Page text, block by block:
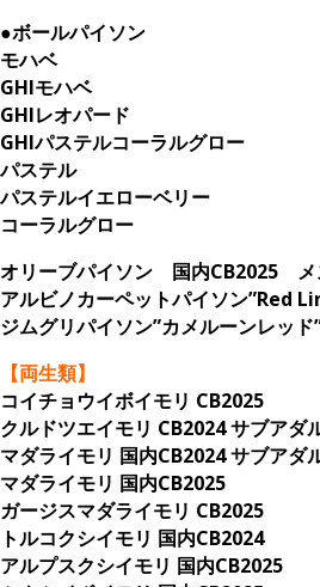
●ボールパイソン
モハベ
GHIモハベ
GHIレオパード
GHIパステルコーラルグロー
パステル
パステルイエローベリー
コーラルグロー
オリーブパイソン 国内CB2025 メ
アルビノカーペットパイソン”Red
ジムグリパイソン”カメルーンレッド
【両生類】
コイチョウイボイモリ CB2025
クルドツエイモリ CB2024 サブアダ
マダライモリ 国内CB2024 サブアダ
マダライモリ 国内CB2025
ガージスマダライモリ CB2025
トルコクシイモリ 国内CB2024
アルプスクシイモリ 国内CB2025